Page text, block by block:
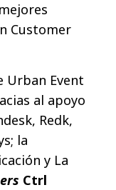
Customer
Urban Event
al apoyo
Redk,
la
y La
Ctrl